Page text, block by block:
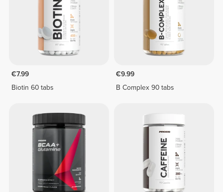
€7.99
Biotin 60 tabs
€9.99
B Complex 90 tabs